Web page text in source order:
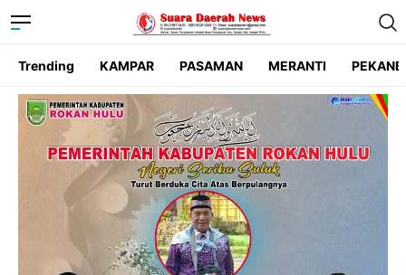
Trending KAMPAR PASAMAN MERANTI